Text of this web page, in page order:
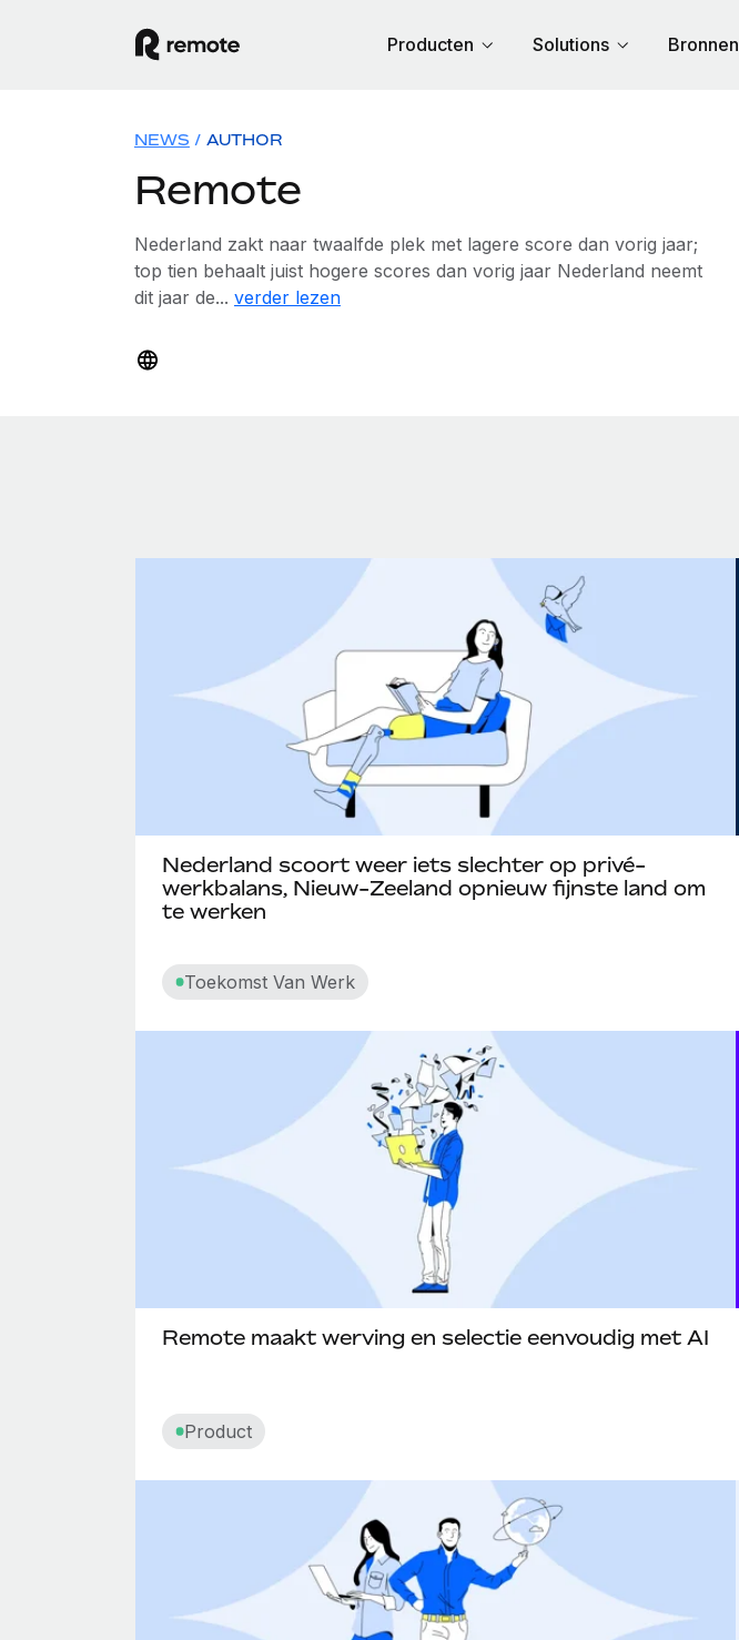
Producten Solutions Bronnen
NEWS / AUTHOR
Remote
Nederland zakt naar twaalfde plek met lagere score dan vorig jaar;
top tien behaalt juist hogere scores dan vorig jaar Nederland neemt
dit jaar de... verder lezen
Nederland scoort weer iets slechter op privé-
werkbalans, Nieuw-Zeeland opnieuw fijnste land om
te werken
Toekomst Van Werk
Remote maakt werving en selectie eenvoudig met AI
Product